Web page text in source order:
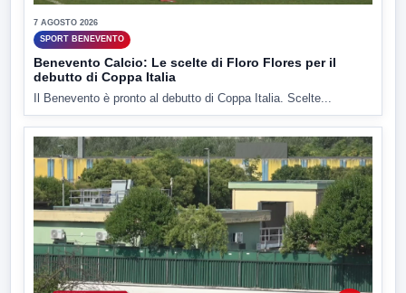
7 AGOSTO 2026
SPORT BENEVENTO
Benevento Calcio: Le scelte di Floro Flores per il
debutto di Coppa Italia
Il Benevento è pronto al debutto di Coppa Italia. Scelte...